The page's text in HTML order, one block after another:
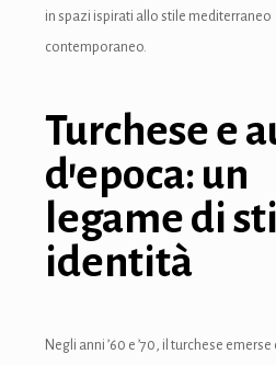
in spazi ispirati allo stile mediterraneo
contemporaneo.
Turchese e
d’epoca: un
legame di
identità
Negli anni ’60 e ’70, il turchese